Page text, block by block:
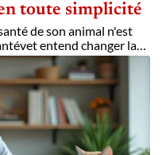
toute simplicité
de son animal n'est
entend changer la